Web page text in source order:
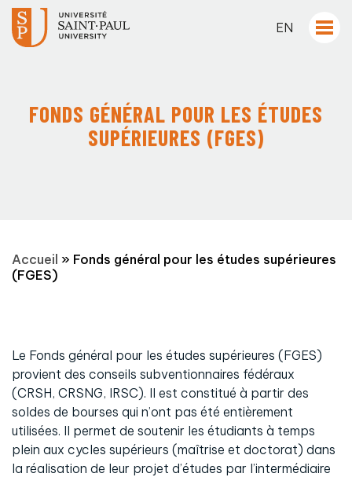
EN
FONDS GÉNÉRAL POUR LES ÉTUDES
SUPÉRIEURES (FGES)
Accueil » Fonds général pour les études supérieures
(FGES)
Le Fonds général pour les études supérieures (FGES)
provient des conseils subventionnaires fédéraux
(CRSH, CRSNG, IRSC). Il est constitué à partir des
soldes de bourses qui n’ont pas été entièrement
utilisées. Il permet de soutenir les étudiants à temps
plein aux cycles supérieurs (maîtrise et doctorat) dans
la réalisation de leur projet d’études par l’intermédiaire